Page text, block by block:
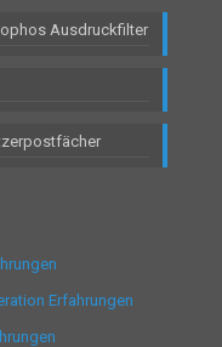
Ausdruckfilter
Erfahrungen